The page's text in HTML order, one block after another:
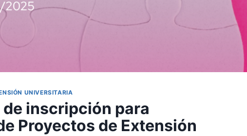
UNIVERSITARIA
inscripción para
Proyectos de Extensión